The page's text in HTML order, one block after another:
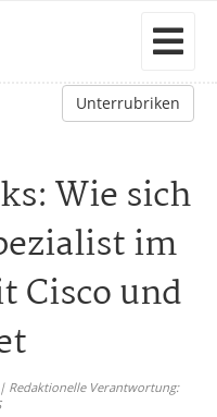
Unterrubriken
Wie sich
im
Cisco und
Redaktionelle Verantwortung: